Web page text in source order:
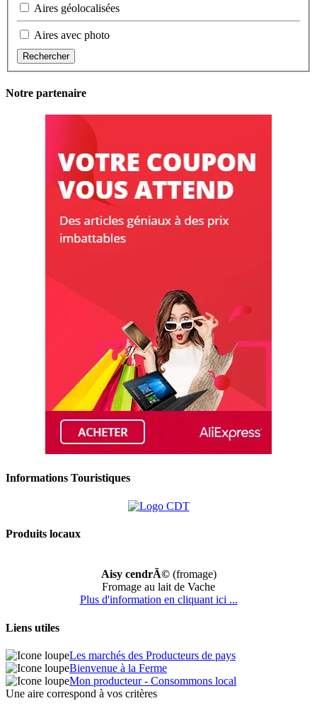
Aires géolocalisées
Aires avec photo
Rechercher
Notre partenaire
Informations Touristiques
Produits locaux
Aisy cendrÃ©(fromage)
Fromage au lait de Vache
Plus d'information en cliquant ici ...
Liens utiles
Les marchés des Producteurs de pays
Bienvenue à la Ferme
Mon producteur - Consommons local
Une aire correspond à vos critères